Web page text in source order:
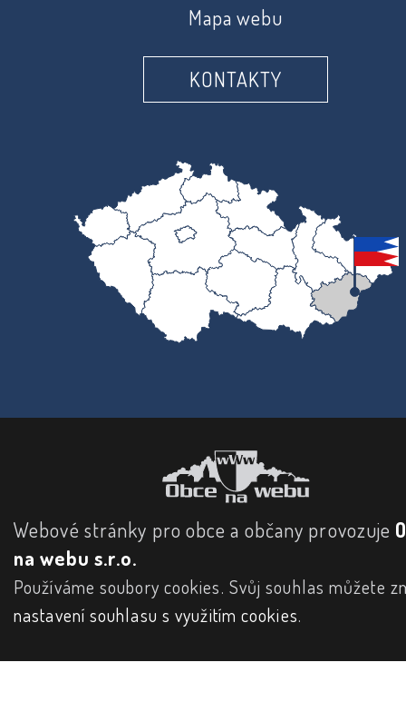
Mapa webu
KONTAKTY
Webové stránky pro obce a občany provozuje
na webu s.r.o.
Používáme soubory cookies. Svůj souhlas můžete
nastavení souhlasu s využitím cookies.